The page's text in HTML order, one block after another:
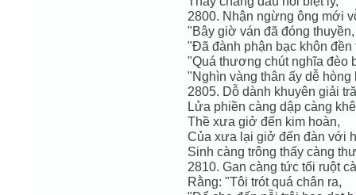
2800. Nhận ngừng ông mới
"Bây giờ ván đã đóng thuyền,
"Đã đành phận bạc khôn đền
"Quá thương chút nghĩa đèo
"Nghìn vàng thân ấy dễ hòng
2805. Dỗ dành khuyên giải
Lửa phiền càng dập càng
Thề xưa giở đến kim hoàn,
Của xưa lại giở đến đàn với
Sinh càng trông thấy càng
2810. Gan càng tức tối ruột
Rằng: "Tôi trót quá chân ra,